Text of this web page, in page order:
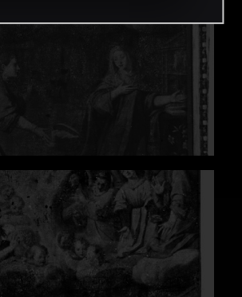
Arte de la Pintura (Cátedra,
González, E. y Serrera, J.M.,
la pintura española. Escuela
del primer tercio del siglo
Diego Velázquez (C.S.I.C., 174,
La vida cotidiana en la pintura
61, Sevilla, 1992).
Bernales, J. et alii., Patrimonio
de las universidades
1992).